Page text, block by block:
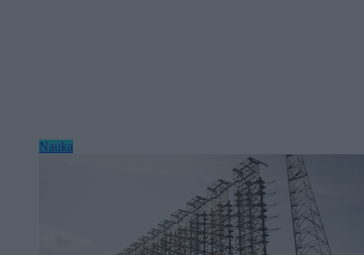
Nauka